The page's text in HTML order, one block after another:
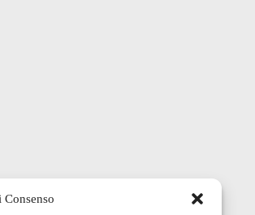
Consenso